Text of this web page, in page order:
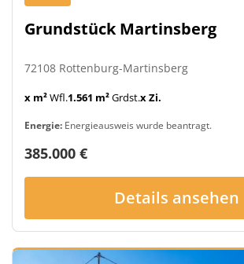
Grundstück Martinsberg
72108 Rottenburg-Martinsberg
x m²Wfl.1.561 m²Grdst.x Zi.
Energie: Energieausweis wurde beantragt.
385.000 €
Details ansehen